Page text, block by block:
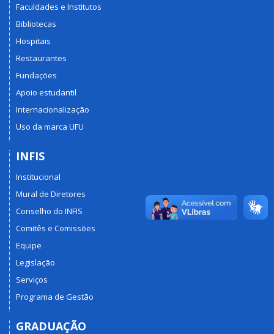
Faculdades e Institutos
Bibliotecas
Hospitais
Restaurantes
Fundações
Apoio estudantil
Internacionalização
Uso da marca UFU
INFIS
Institucional
Mural de Diretores
Conselho do INFIS
Comitês e Comissões
Equipe
Legislação
Serviços
Programa de Gestão
GRADUAÇÃO